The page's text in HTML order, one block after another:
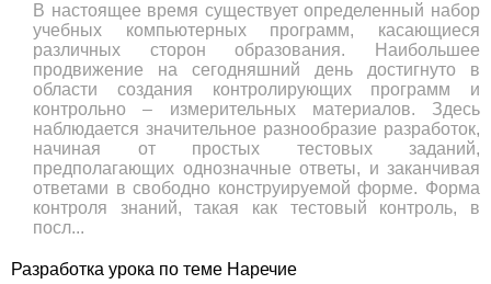
В настоящее время существует определенный набор
учебных компьютерных программ, касающиеся
различных сторон образования. Наибольшее
продвижение на сегодняшний день достигнуто в
области создания контролирующих программ и
контрольно – измерительных материалов. Здесь
наблюдается значительное разнообразие разработок,
начиная от простых тестовых заданий,
предполагающих однозначные ответы, и заканчивая
ответами в свободно конструируемой форме. Форма
контроля знаний, такая как тестовый контроль, в
посл...
Разработка урока по теме Наречие